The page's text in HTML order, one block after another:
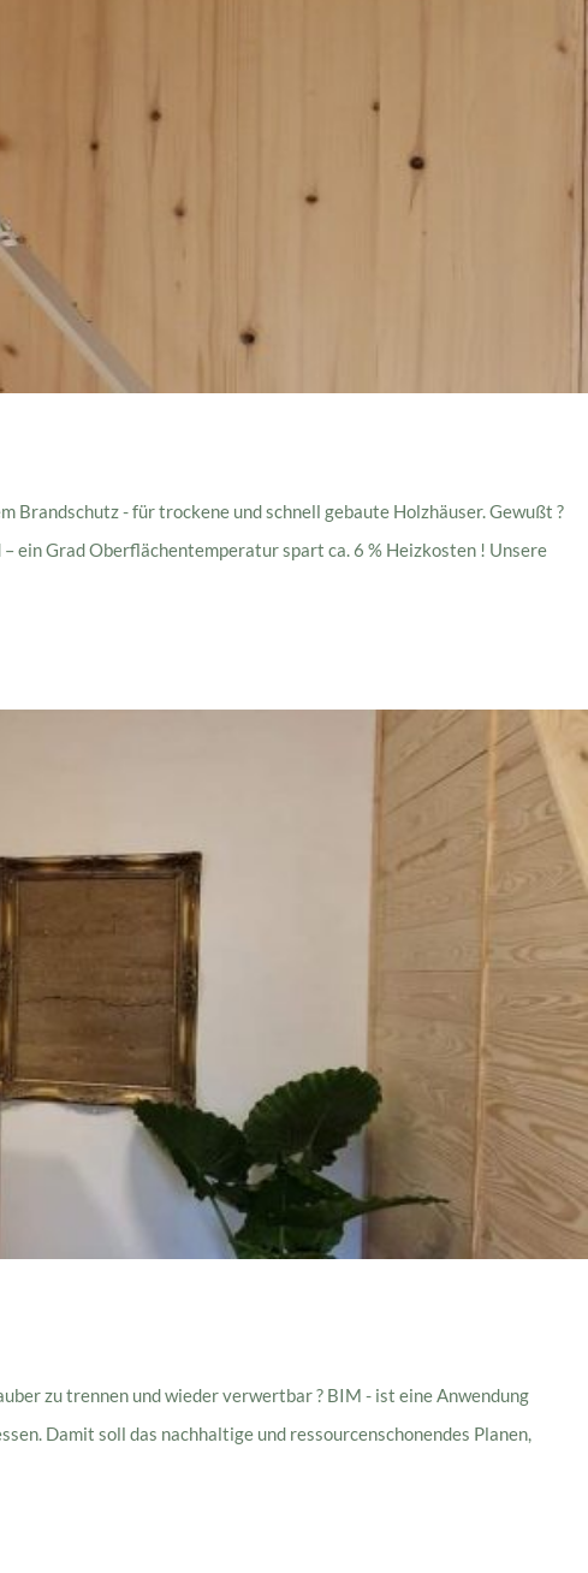
- für trockene und schnell gebaute Holzhäuser. Gewußt ?
ein Grad Oberflächentemperatur spart ca. 6 % Heizkosten ! Unsere
zu trennen und wieder verwertbar ? BIM - ist eine Anwendung
Damit soll das nachhaltige und ressourcenschonendes Planen,